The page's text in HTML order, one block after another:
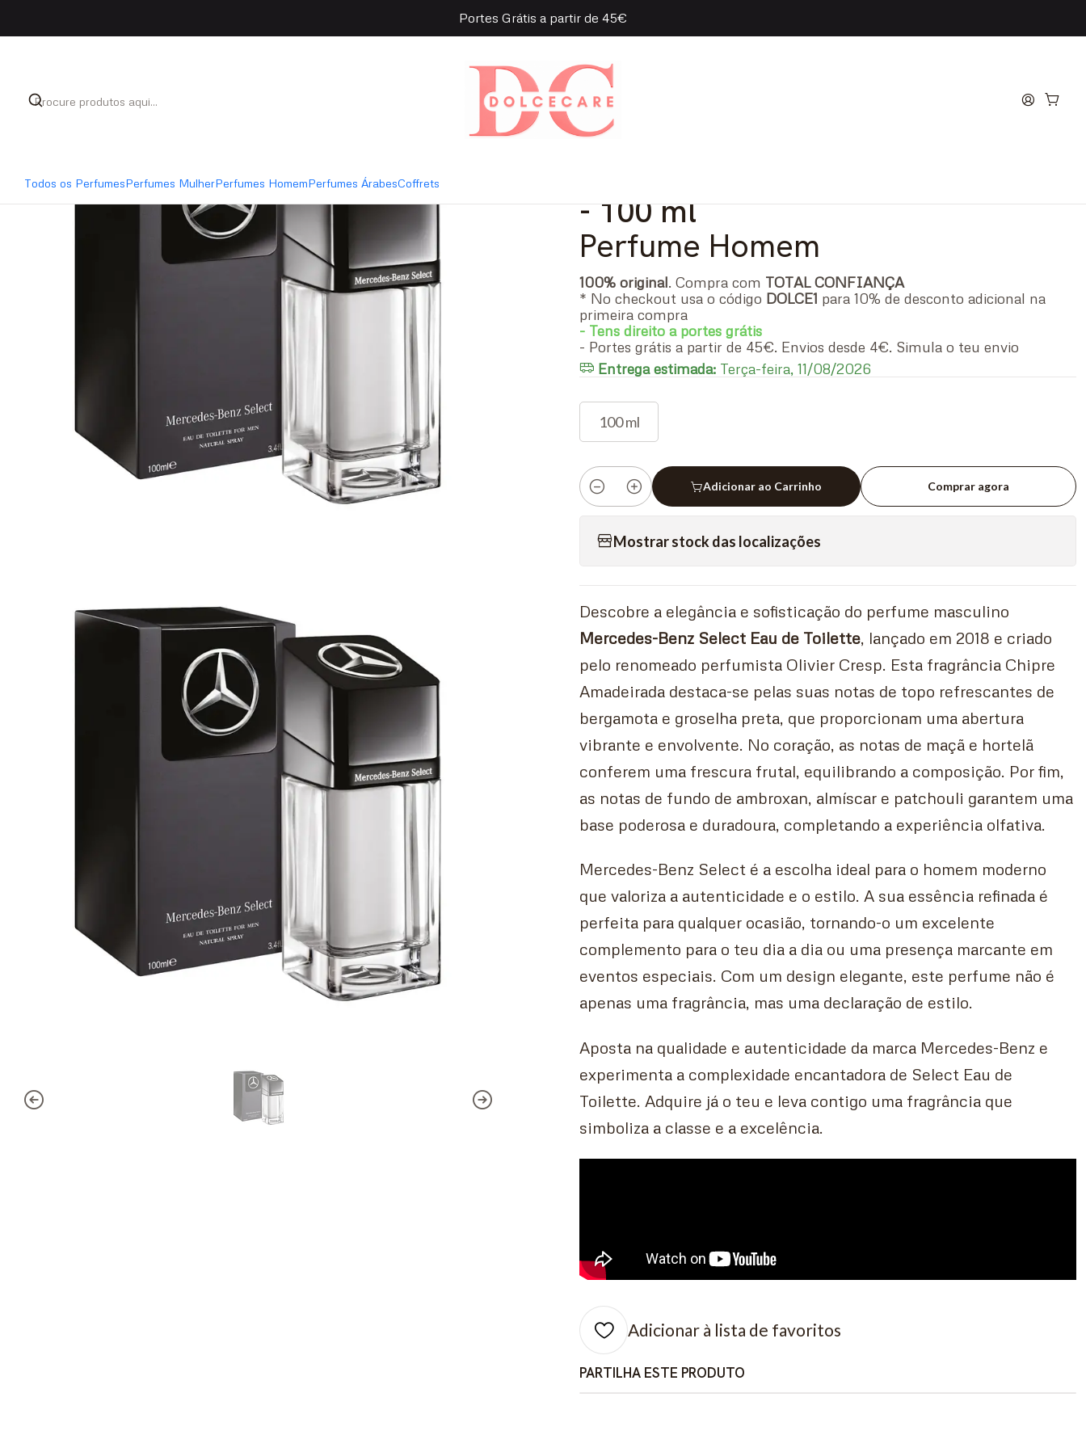
Todos os PerfumesPerfumes MulherPerfumes HomemPerfumes ÁrabesCoffrets
Portes Grátis a partir de 45€
Mercedes Benz Select Eau de Toilette
|
Mercedes Benz Select Eau de
- 100 ml
Perfume Homem
100% original. Compra com TOTAL CONFIANÇA
* No checkout usa o código DOLCE1 para 10% de desconto adicional na
primeira compra
- Tens direito a portes grátis
- Portes grátis a partir de 45€. Envios desde 4€. Simula o teu envio
Entrega estimada: Terça-feira, 11/08/2026
100 ml
Quantidade
Adicionar ao Carrinho Comprar agora
Mostrar stock das localizações
Descobre a elegância e sofisticação do perfume masculino
Mercedes-Benz Select Eau de Toilette , lançado em 2018 e criado
pelo renomeado perfumista Olivier Cresp. Esta fragrância Chipre
Amadeirada destaca-se pelas suas notas de topo refrescantes de
bergamota e groselha preta, que proporcionam uma abertura
vibrante e envolvente. No coração, as notas de maçã e hortelã
conferem uma frescura frutal, equilibrando a composição. Por fim,
as notas de fundo de ambroxan, almíscar e patchouli garantem uma
base poderosa e duradoura, completando a experiência olfativa.
Mercedes-Benz Select é a escolha ideal para o homem moderno
que valoriza a autenticidade e o estilo. A sua essência refinada é
perfeita para qualquer ocasião, tornando-o um excelente
complemento para o teu dia a dia ou uma presença marcante em
eventos especiais. Com um design elegante, este perfume não é
apenas uma fragrância, mas uma declaração de estilo.
Aposta na qualidade e autenticidade da marca Mercedes-Benz e
experimenta a complexidade encantadora de Select Eau de
Toilette. Adquire já o teu e leva contigo uma fragrância que
simboliza a classe e a excelência.
Adicionar à lista de favoritos
PARTILHA ESTE PRODUTO